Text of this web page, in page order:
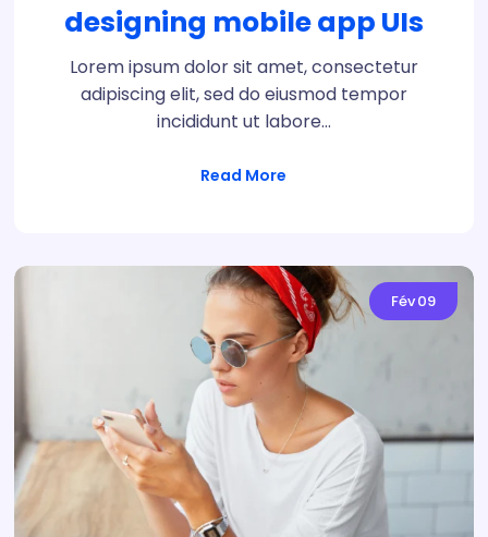
designing mobile app UIs
Lorem ipsum dolor sit amet, consectetur
adipiscing elit, sed do eiusmod tempor
incididunt ut labore…
Read More
Fév09